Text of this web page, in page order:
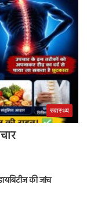
स्वास्थ्य
की जांच